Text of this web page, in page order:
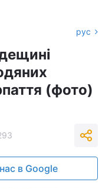
рус
(фото)
в Google